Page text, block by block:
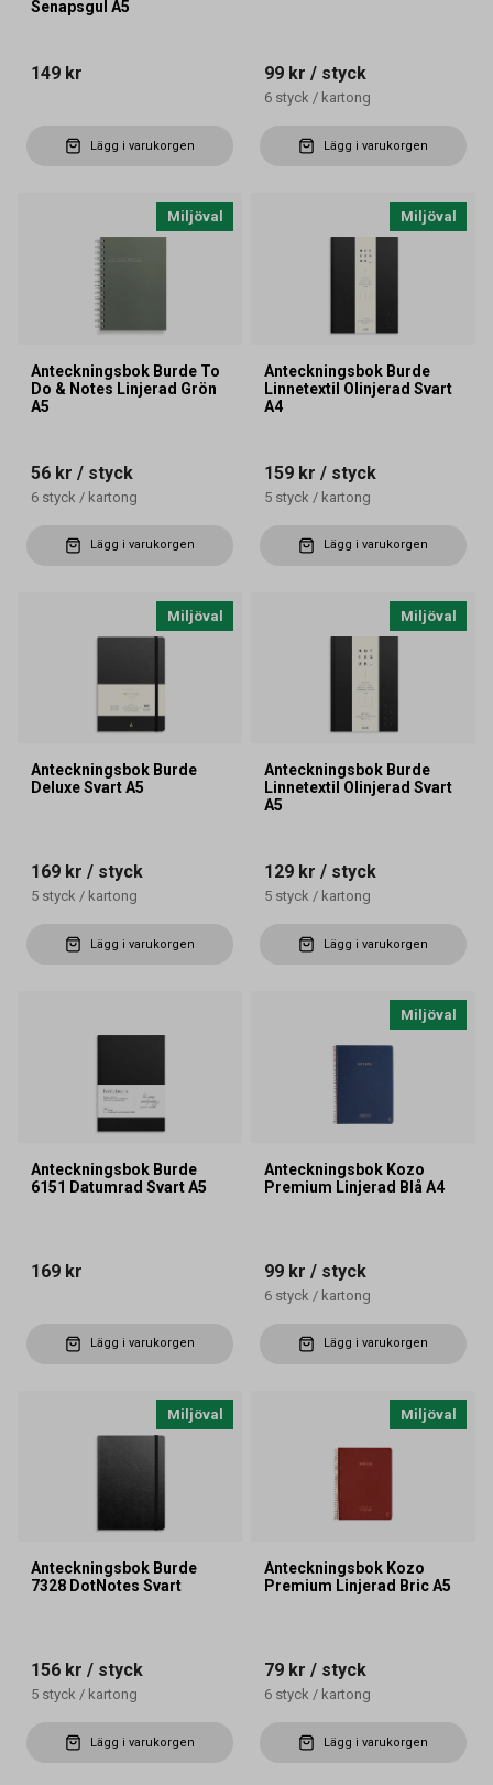
Senapsgul A5
149 kr
Lägg i varukorgen
99 kr / styck
6 styck / kartong
Lägg i varukorgen
Miljöval
Anteckningsbok Burde To
Do & Notes Linjerad Grön
A5
56 kr / styck
6 styck / kartong
Lägg i varukorgen
Miljöval
Anteckningsbok Burde
Linnetextil Olinjerad Svart
A4
159 kr / styck
5 styck / kartong
Lägg i varukorgen
Miljöval
Anteckningsbok Burde
Deluxe Svart A5
169 kr / styck
5 styck / kartong
Lägg i varukorgen
Miljöval
Anteckningsbok Burde
Linnetextil Olinjerad Svart
A5
129 kr / styck
5 styck / kartong
Lägg i varukorgen
Anteckningsbok Burde
6151 Datumrad Svart A5
169 kr
Lägg i varukorgen
Miljöval
Anteckningsbok Kozo
Premium Linjerad Blå A4
99 kr / styck
6 styck / kartong
Lägg i varukorgen
Miljöval
Anteckningsbok Burde
7328 DotNotes Svart
156 kr / styck
5 styck / kartong
Lägg i varukorgen
Miljöval
Anteckningsbok Kozo
Premium Linjerad Bric A5
79 kr / styck
6 styck / kartong
Lägg i varukorgen